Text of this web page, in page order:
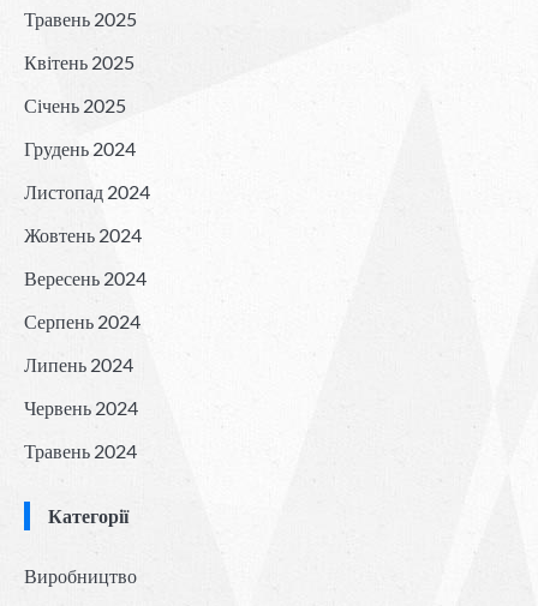
Травень 2025
Квітень 2025
Січень 2025
Грудень 2024
Листопад 2024
Жовтень 2024
Вересень 2024
Серпень 2024
Липень 2024
Червень 2024
Травень 2024
Категорії
Виробництво